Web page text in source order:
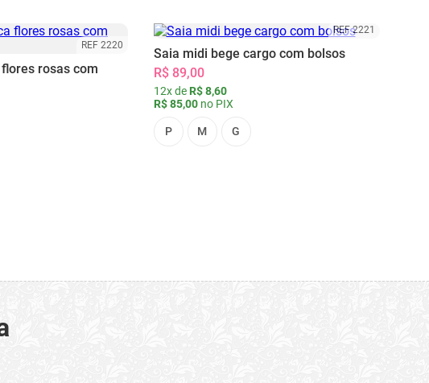
REF 2220
rosas com
REF 2221
Saia midi bege cargo com bolsos
R$ 89,00
12x de R$ 8,60
R$ 85,00no PIX
P M G